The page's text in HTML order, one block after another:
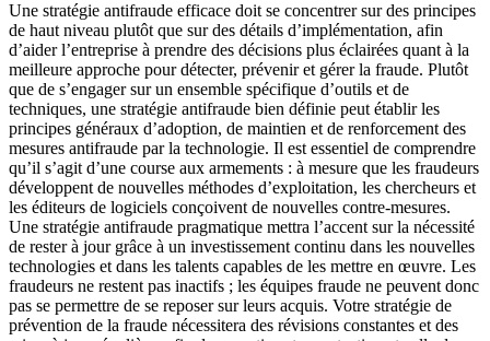
Une stratégie antifraude efficace doit se concentrer sur des principes
de haut niveau plutôt que sur des détails d’implémentation, afin
d’aider l’entreprise à prendre des décisions plus éclairées quant à la
meilleure approche pour détecter, prévenir et gérer la fraude. Plutôt
que de s’engager sur un ensemble spécifique d’outils et de
techniques, une stratégie antifraude bien définie peut établir les
principes généraux d’adoption, de maintien et de renforcement des
mesures antifraude par la technologie. Il est essentiel de comprendre
qu’il s’agit d’une course aux armements : à mesure que les fraudeurs
développent de nouvelles méthodes d’exploitation, les chercheurs et
les éditeurs de logiciels conçoivent de nouvelles contre-mesures.
Une stratégie antifraude pragmatique mettra l’accent sur la nécessité
de rester à jour grâce à un investissement continu dans les nouvelles
technologies et dans les talents capables de les mettre en œuvre. Les
fraudeurs ne restent pas inactifs ; les équipes fraude ne peuvent donc
pas se permettre de se reposer sur leurs acquis. Votre stratégie de
prévention de la fraude nécessitera des révisions constantes et des